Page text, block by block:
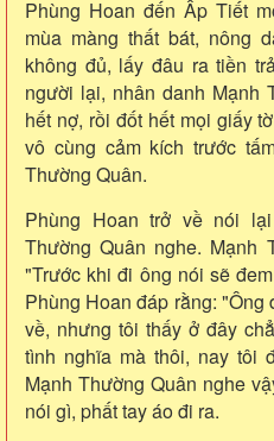
Phùng Hoan đến Ấp Tiết
mùa màng thất bát, nông
không đủ, lấy đâu ra tiền
người lại, nhân danh Mạnh
hết nợ, rồi đốt hết mọi giấy
vô cùng cảm kích trước
Thường Quân.
Phùng Hoan trở về nói
Thường Quân nghe. Mạnh
"Trước khi đi ông nói sẽ
Phùng Hoan đáp rằng:
về, nhưng tôi thấy ở đây
tình nghĩa mà thôi, nay tôi
Mạnh Thường Quân nghe
nói gì, phất tay áo đi ra.